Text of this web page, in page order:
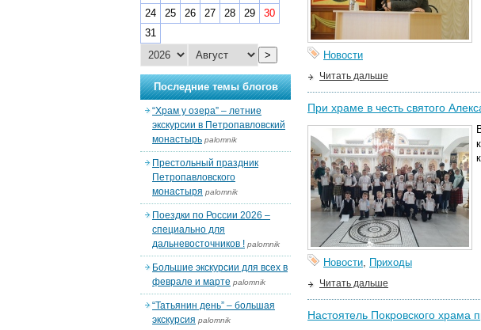
Новости
Читать дальше
При храме в честь святого
Новости, Приходы
Читать дальше
Настоятель Покровского храма
24
25 26 27 28 29
30
31
>
Последние темы блогов
“Храм у озера” – летние
экскурсии в Петропавловский
монастырь palomnik
Престольный праздник
Петропавловского
монастыря palomnik
Поездки по России 2026 –
специально для
дальневосточников ! palomnik
Большие экскурсии для всех в
феврале и марте palomnik
“Татьянин день” – большая
экскурсия palomnik